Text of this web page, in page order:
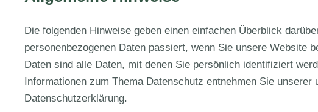
Die folgenden Hinweise geben einen einfachen Überblick
personenbezogenen Daten passiert, wenn Sie unsere Website
Daten sind alle Daten, mit denen Sie persönlich identifiziert
Informationen zum Thema Datenschutz entnehmen Sie unserer
Datenschutzerklärung.